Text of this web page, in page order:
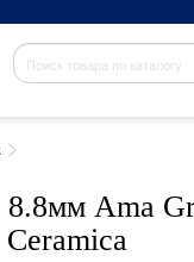
8.8мм Ama